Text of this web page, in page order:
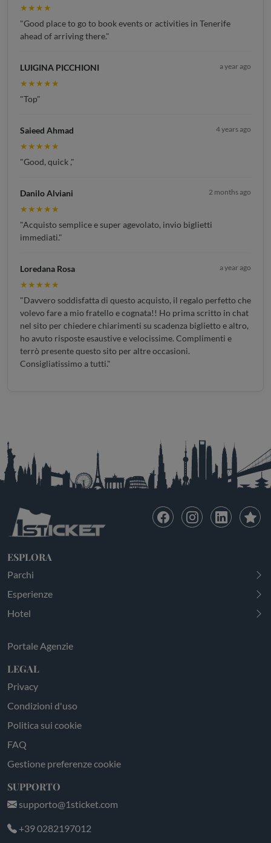
★★★★
"Good place to go to book events or activities in Tenerife
ahead of arriving there."
LUIGINA PICCHIONI a year ago
★★★★★
"Top"
Saieed Ahmad 4 years ago
★★★★★
"Good, quick ,"
Danilo Alviani 2 months ago
★★★★★
"Acquisto semplice e super agevolato, invio biglietti
immediati."
Loredana Rosa a year ago
★★★★★
"Davvero soddisfatta di questo acquisto, il regalo perfetto che
volevo fare a mio fratello e cognata!! Ho prima scritto in chat
nel sito per chiedere chiarimenti su scadenza biglietto e altro,
ho avuto risposte esaustive e velocissime. Complimenti e
terrò presente questo sito per altre occasioni.
Consigliatissimo a tutti."
ESPLORA
Parchi
Esperienze
Hotel
Portale Agenzie
LEGAL
Privacy
Condizioni d'uso
Politica sui cookie
FAQ
Gestione preferenze cookie
SUPPORTO
supporto@1sticket.com
+39 0282197012